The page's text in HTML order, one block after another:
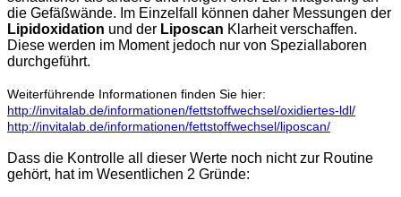
die Gefäßwände. Im Einzelfall können daher Messungen der
Lipidoxidation und der Liposcan Klarheit verschaffen.
Diese werden im Moment jedoch nur von Speziallaboren
durchgeführt.
Weiterführende Informationen finden Sie hier:
http://invitalab.de/informationen/fettstoffwechsel/oxidiertes-ldl/
http://invitalab.de/informationen/fettstoffwechsel/liposcan/
Dass die Kontrolle all dieser Werte noch nicht zur Routine
gehört, hat im Wesentlichen 2 Gründe: